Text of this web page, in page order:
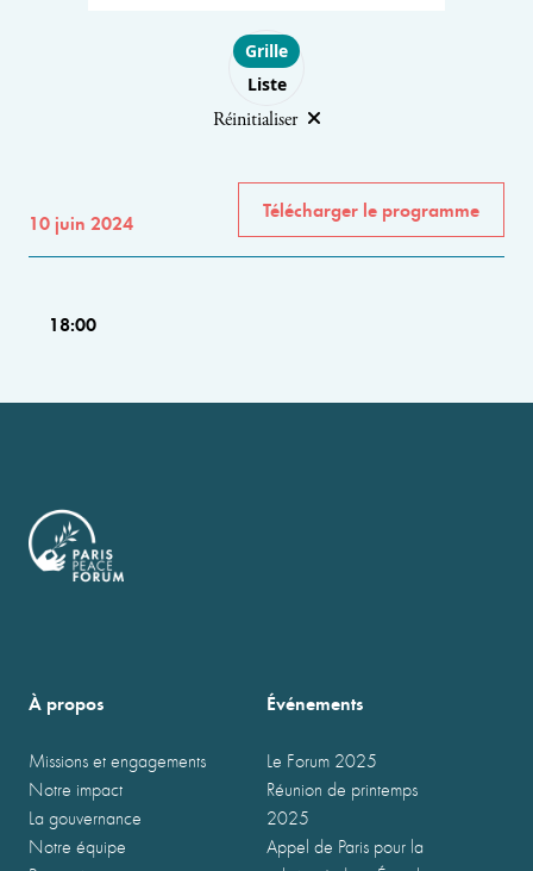
Choose layout
Grille
Liste
Réinitialiser
10 juin 2024
Télécharger le programme
18:00
À propos
Missions et engagements
Notre impact
La gouvernance
Notre équipe
Événements
Le Forum 2025
Réunion de printemps
2025
Appel de Paris pour la